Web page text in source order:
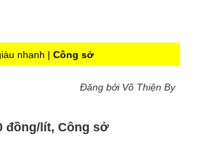
nhanh | Công sở
Đăng bởi Võ Thiện By
đồng/lít, Công sở